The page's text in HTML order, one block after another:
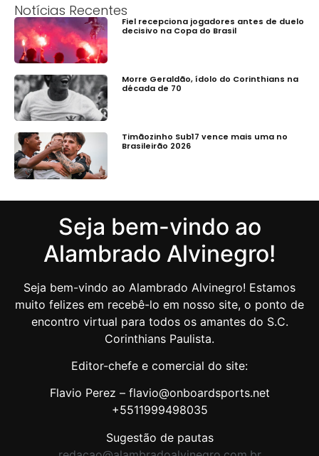
Notícias Recentes
Fiel recepciona jogadores antes de duelo
decisivo na Copa do Brasil
Morre Geraldão, ídolo do Corinthians na
década de 70
Timãozinho Sub17 vence mais uma no
Brasileirão 2026
Seja bem-vindo ao
Alambrado Alvinegro!
Seja bem-vindo ao Alambrado Alvinegro! Estamos
muito felizes em recebê-lo em nosso site, o ponto de
encontro virtual para todos os amantes do S.C.
Corinthians Paulista.
Editor-chefe e comercial do site:
Flavio Perez – flavio@onboardsports.net
+5511999498035
Sugestão de pautas